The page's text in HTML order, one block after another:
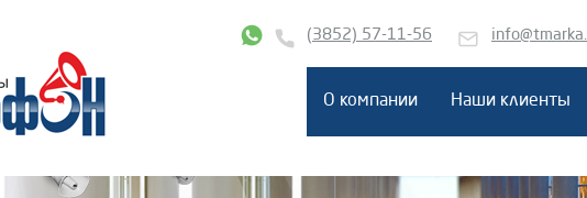
(3852) 57-11-56
О компании Наши клиенты